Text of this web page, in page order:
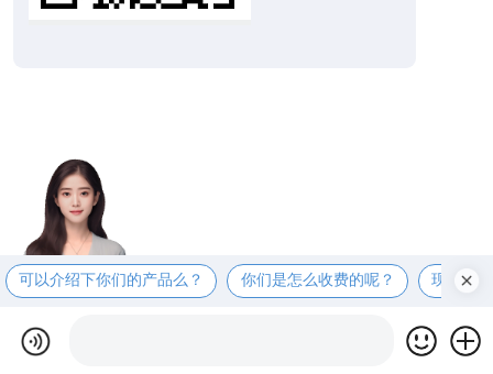
可以介绍下你们的产品么？ 你们是怎么收费的呢？ 现在有